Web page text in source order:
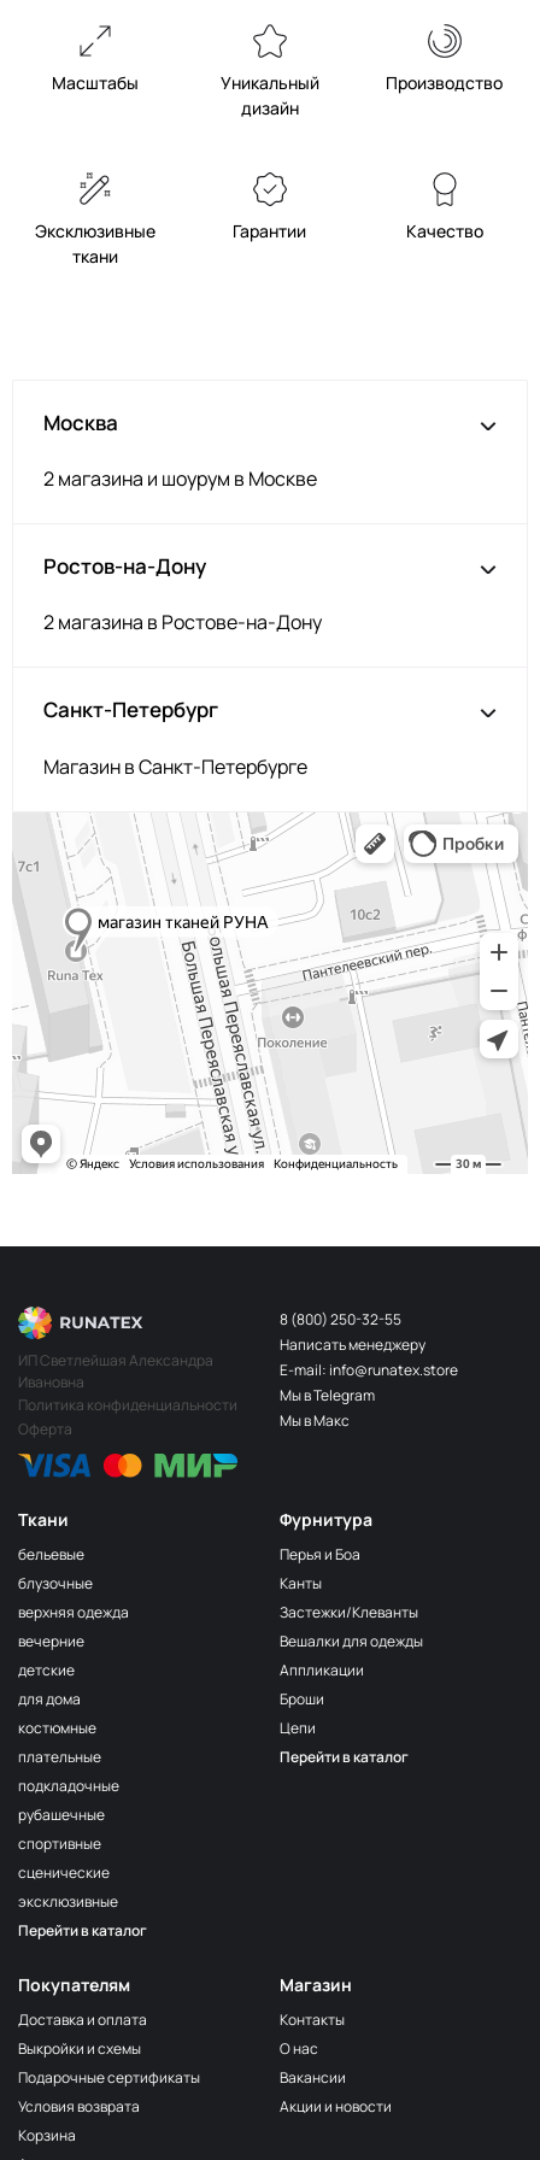
Масштабы
Уникальный
дизайн
Производство
Эксклюзивные
ткани
Гарантии Качество
Москва
2 магазина и шоурум в Москве
Ростов-на-Дону
2 магазина в Ростове-на-Дону
Санкт-Петербург
Магазин в Санкт-Петербурге
Ткани
бельевые
блузочные
верхняя одежда
вечерние
детские
для дома
костюмные
плательные
подкладочные
рубашечные
спортивные
сценические
эксклюзивные
Перейти в каталог
Фурнитура
Перья и Боа
Канты
Застежки/Клеванты
Вешалки для одежды
Аппликации
Броши
Цепи
Перейти в каталог
Покупателям
Доставка и оплата
Выкройки и схемы
Подарочные сертификаты
Условия возврата
Корзина
Магазин
Контакты
О нас
Вакансии
Акции и новости
ИП Светлейшая Александра
Ивановна
Политика конфиденциальности
Оферта
8 (800) 250-32-55
Написать менеджеру
E-mail: info@runatex.store
Мы в Telegram
Мы в Макс